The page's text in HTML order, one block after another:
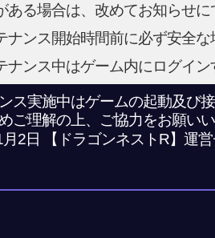
ある場合は、改めてお知らせ
ナンス開始時間前に必ず安全
ナンス中はゲーム内にログイ
ス実施中はゲームの起動及び
ご理解の上、ご協力をお願い
2日 【ドラゴンネストR】運